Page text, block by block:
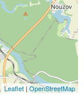
Leaflet | OpenStreetMap